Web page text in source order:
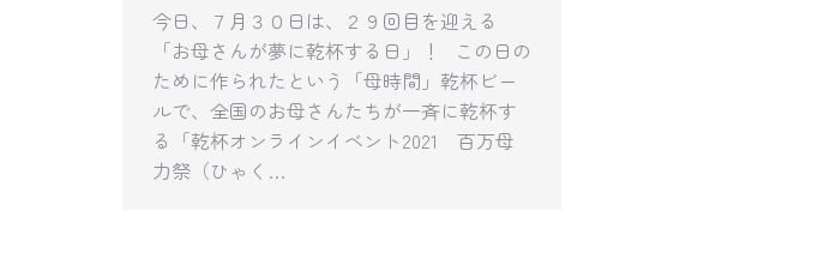
今日、７月３０日は、２９回目を迎える
「お母さんが夢に乾杯する日」！ この日の
ために作られたという「母時間」乾杯ビー
ルで、全国のお母さんたちが一斉に乾杯す
る「乾杯オンラインイベント2021 百万母
力祭（ひゃく…